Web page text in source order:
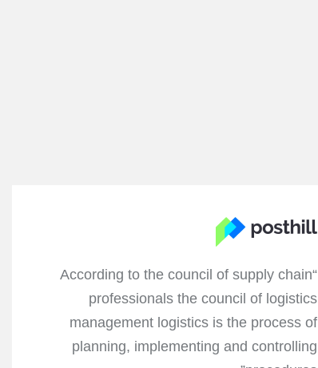
“According to the council of supply chain
professionals the council of logistics
management logistics is the process of
planning, implementing and controlling